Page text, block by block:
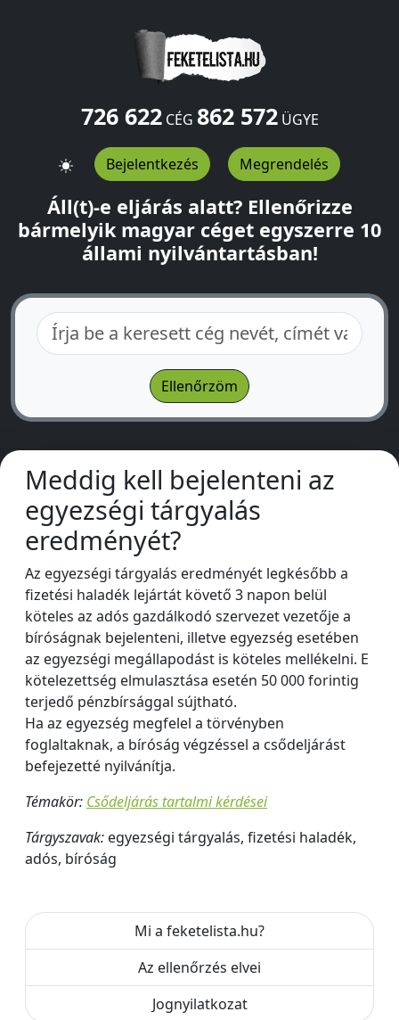
726 622CÉG 862 572ÜGYE
Bejelentkezés Megrendelés
Áll(t)-e eljárás alatt? Ellenőrizze
bármelyik magyar céget egyszerre 10
állami nyilvántartásban!
Meddig kell bejelenteni az
egyezségi tárgyalás
eredményét?
Az egyezségi tárgyalás eredményét legkésőbb a
fizetési haladék lejártát követő 3 napon belül
köteles az adós gazdálkodó szervezet vezetője a
bíróságnak bejelenteni, illetve egyezség esetében
az egyezségi megállapodást is köteles mellékelni. E
kötelezettség elmulasztása esetén 50 000 forintig
terjedő pénzbírsággal sújtható.
Ha az egyezség megfelel a törvényben
foglaltaknak, a bíróság végzéssel a csődeljárást
befejezetté nyilvánítja.
Témakör: Csődeljárás tartalmi kérdései
Tárgyszavak: egyezségi tárgyalás, fizetési haladék,
adós, bíróság
Mi a feketelista.hu?
Az ellenőrzés elvei
Jognyilatkozat